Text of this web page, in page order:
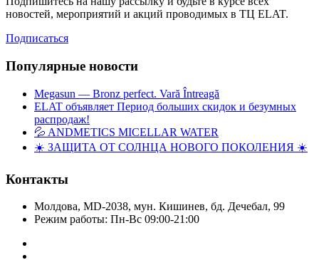
новостей, мероприятий и акций проводимых в ТЦ ELAT.
Подписаться
Популярные новости
Megasun — Bronz perfect. Vară Întreagă
ELAT объявляет Период больших скидок и безумных
распродаж!
💦 ANDMETICS MICELLAR WATER
☀️ ЗАЩИТА ОТ СОЛНЦА НОВОГО ПОКОЛЕНИЯ ☀️
Контакты
Молдова, MD-2038, мун. Кишинев, бд. Дечебал, 99
Режим работы: Пн-Вс 09:00-21:00